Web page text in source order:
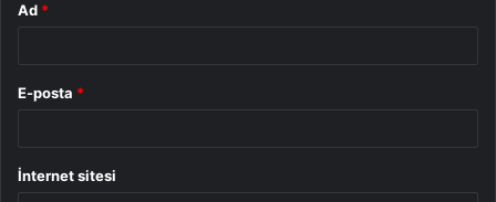
Ad *
E-posta *
İnternet sitesi